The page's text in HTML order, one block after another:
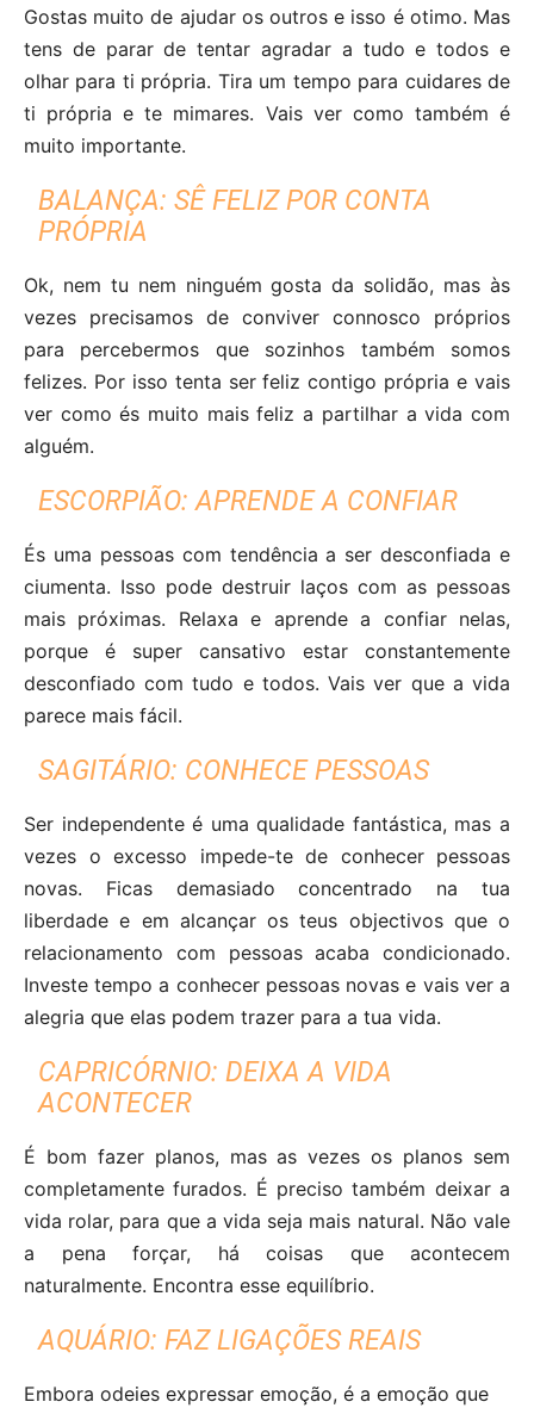
Gostas muito de ajudar os outros e isso é otimo. Mas
tens de parar de tentar agradar a tudo e todos e
olhar para ti própria. Tira um tempo para cuidares de
ti própria e te mimares. Vais ver como também é
muito importante.
BALANÇA: SÊ FELIZ POR CONTA
PRÓPRIA
Ok, nem tu nem ninguém gosta da solidão, mas às
vezes precisamos de conviver connosco próprios
para percebermos que sozinhos também somos
felizes. Por isso tenta ser feliz contigo própria e vais
ver como és muito mais feliz a partilhar a vida com
alguém.
ESCORPIÃO: APRENDE A CONFIAR
És uma pessoas com tendência a ser desconfiada e
ciumenta. Isso pode destruir laços com as pessoas
mais próximas. Relaxa e aprende a confiar nelas,
porque é super cansativo estar constantemente
desconfiado com tudo e todos. Vais ver que a vida
parece mais fácil.
SAGITÁRIO: CONHECE PESSOAS
Ser independente é uma qualidade fantástica, mas a
vezes o excesso impede-te de conhecer pessoas
novas. Ficas demasiado concentrado na tua
liberdade e em alcançar os teus objectivos que o
relacionamento com pessoas acaba condicionado.
Investe tempo a conhecer pessoas novas e vais ver a
alegria que elas podem trazer para a tua vida.
CAPRICÓRNIO: DEIXA A VIDA
ACONTECER
É bom fazer planos, mas as vezes os planos sem
completamente furados. É preciso também deixar a
vida rolar, para que a vida seja mais natural. Não vale
a pena forçar, há coisas que acontecem
naturalmente. Encontra esse equilíbrio.
AQUÁRIO: FAZ LIGAÇÕES REAIS
Embora odeies expressar emoção, é a emoção que